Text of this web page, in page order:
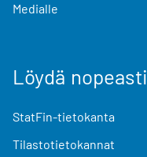
Medialle
Löydä nopeasti
StatFin-tietokanta
Tilastotietokannat